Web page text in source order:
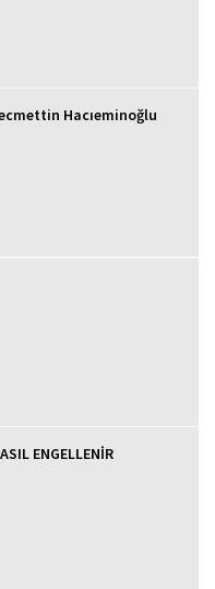
Hacıeminoğlu
ENGELLENİR